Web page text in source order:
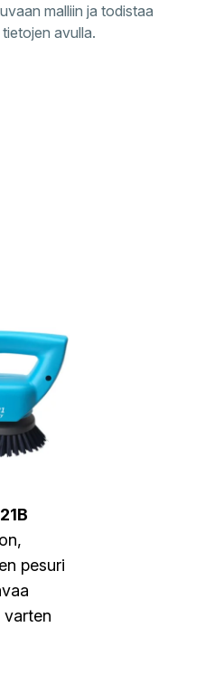
malliin ja todistaa
avulla.
pesuri
varten